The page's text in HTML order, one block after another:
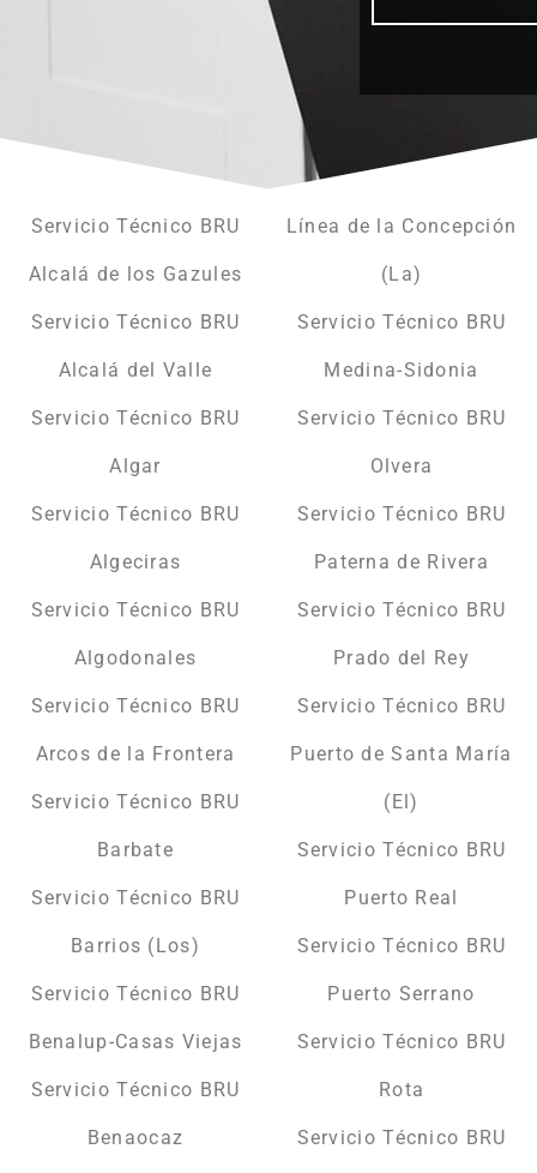
Servicio Técnico BRU
Alcalá de los Gazules
Servicio Técnico BRU
Alcalá del Valle
Servicio Técnico BRU
Algar
Servicio Técnico BRU
Algeciras
Servicio Técnico BRU
Algodonales
Servicio Técnico BRU
Arcos de la Frontera
Servicio Técnico BRU
Barbate
Servicio Técnico BRU
Barrios (Los)
Servicio Técnico BRU
Benalup-Casas Viejas
Servicio Técnico BRU
Benaocaz
Línea de la Concepción
(La)
Servicio Técnico BRU
Medina-Sidonia
Servicio Técnico BRU
Olvera
Servicio Técnico BRU
Paterna de Rivera
Servicio Técnico BRU
Prado del Rey
Servicio Técnico BRU
Puerto de Santa María
(El)
Servicio Técnico BRU
Puerto Real
Servicio Técnico BRU
Puerto Serrano
Servicio Técnico BRU
Rota
Servicio Técnico BRU